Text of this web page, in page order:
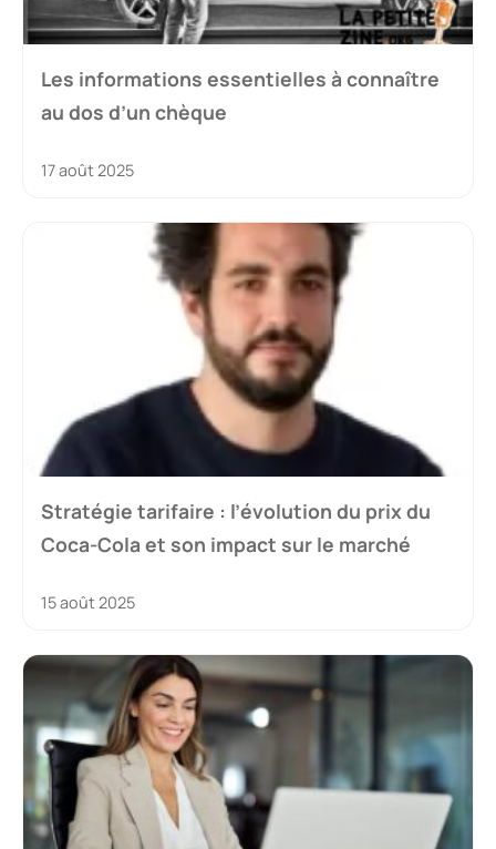
Les informations essentielles à connaître
au dos d’un chèque
17 août 2025
Stratégie tarifaire : l’évolution du prix du
Coca-Cola et son impact sur le marché
15 août 2025